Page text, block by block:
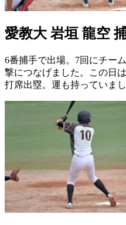
愛教大 岩垣 龍空
6番捕手で出場。7回にチー
撃につなげました。この日
打席出塁。運も持っていまし